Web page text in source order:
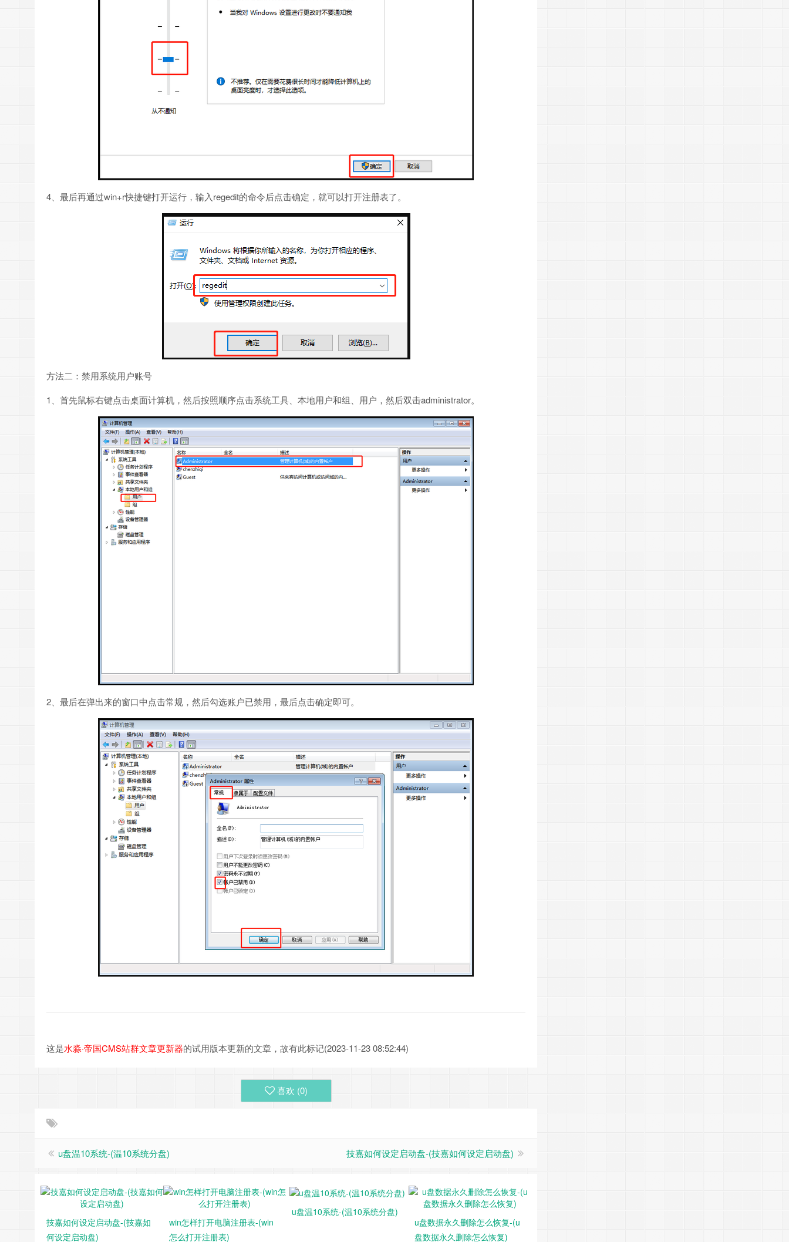
4、最后再通过win+r快捷键打开运行，输入regedit的命令后点击确定，就可以打开注册表了。
方法二：禁用系统用户账号
1、首先鼠标右键点击桌面计算机，然后按照顺序点击系统工具、本地用户和组、用户，然后双击administrator。
2、最后在弹出来的窗口中点击常规，然后勾选账户已禁用，最后点击确定即可。
这是水淼·帝国CMS站群文章更新器的试用版本更新的文章，故有此标记(2023-11-23 08:52:44)
喜欢 (0)
u盘温10系统-(温10系统分盘) 技嘉如何设定启动盘-(技嘉如何设定启动盘)
技嘉如何设定启动盘-(技嘉如
何设定启动盘)
win怎样打开电脑注册表-(win
怎么打开注册表)
u盘温10系统-(温10系统分盘)
u盘数据永久删除怎么恢复-(u
盘数据永久删除怎么恢复)